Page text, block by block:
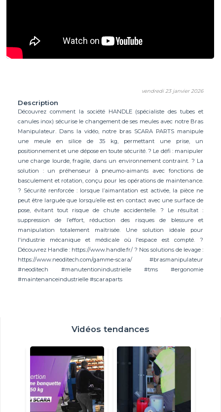
vendredi 23 janvier 2026
Description
Découvrez comment la société HANDLE (spécialiste des tubes et
canules inox) sécurise le changement de ses meules avec notre Bras
Manipulateur. Dans la vidéo, notre bras SCARA PARTS manipule
une meule en silice de 35 kg, permettant une prise, un
positionnement et une dépose en toute sécurité. ? Le défi : manipuler
une charge lourde, fragile, dans un environnement contraint. ? La
solution : un préhenseur à pneumo-aimants avec fonctions de
basculement et rotation, conçu pour les opérations de maintenance.
? Sécurité renforcée : lorsque l’aimantation est activée, la pièce ne
peut être larguée que lorsqu’elle est en contact avec une surface de
pose, évitant tout risque de chute accidentelle. ? Le résultat :
suppression de l’effort, réduction des risques de blessure et
manipulation totalement maîtrisée. Une solution idéale pour
l'industrie mécanique et médicale où l'espace est compté. ?
Découvrez Handle : https://www.handle.fr/ ? Nos solutions de levage :
https://www.neoditech.com/gamme-scara/ #brasmanipulateur
#neoditech #manutentionindustrielle #tms #ergonomie
#maintenanceindustrielle #scaraparts
Vidéos tendances